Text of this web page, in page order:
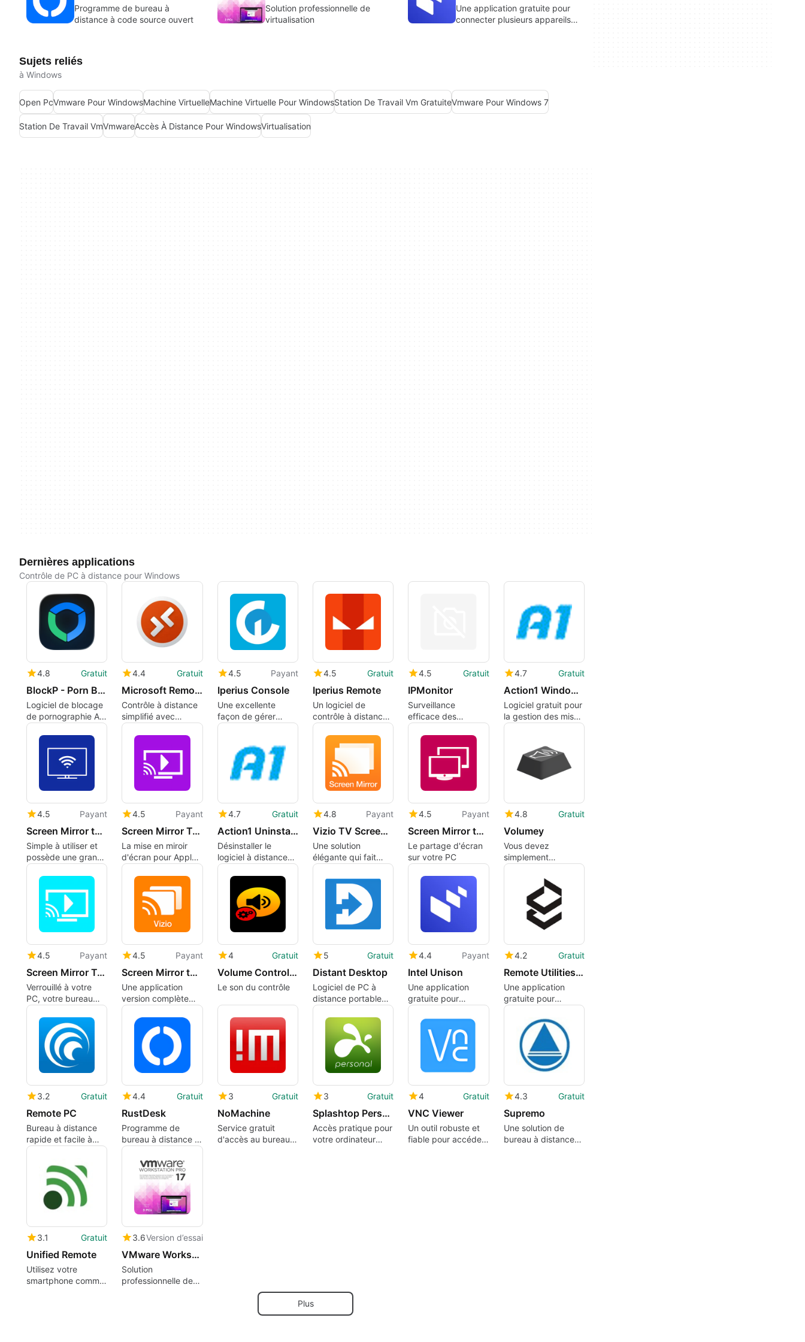
Programme de bureau à
distance à code source ouvert
Solution professionnelle de
virtualisation
Une application gratuite pour
connecter plusieurs appareils
Sujets reliés
à Windows
Open PcVmware Pour WindowsMachine VirtuelleMachine Virtuelle Pour WindowsStation De Travail Vm GratuiteVmware Pour Windows 7
Station De Travail VmVmwareAccès À Distance Pour WindowsVirtualisation
Dernières applications
Contrôle de PC à distance pour Windows
4.8 Gratuit
BlockP - Porn Blocker
Logiciel de blocage
de pornographie AI
pour Windows
4.4 Gratuit
Microsoft Remote Desktop
Contrôle à distance
simplifié avec
Microsoft Remote
Desktop
4.5 Payant
Iperius Console
Une excellente
façon de gérer
simultanément
4.5 Gratuit
Iperius Remote
Un logiciel de
contrôle à distance
multiplateforme
4.5 Gratuit
IPMonitor
Surveillance
efficace des
adresses IP avec
IPMonitor
4.7 Gratuit
Action1 Windows Updates not Installed
Logiciel gratuit pour
la gestion des mises
à jour Windows
4.5 Payant
Screen Mirror to Sony TV.
Simple à utiliser et
possède une grande
qualité.
4.5 Payant
Screen Mirror To Roku SmartTV
La mise en miroir
d'écran pour Apple
TV et Home Theater
4.7 Gratuit
Action1 Uninstall Software Remotely
Désinstaller le
logiciel à distance
Rapports Alertes
Édition gratuite
4.8 Payant
Vizio TV Screen Mirror
Une solution
élégante qui fait
également office de
miroir
4.5 Payant
Screen Mirror to LG Smart TV.
Le partage d'écran
sur votre PC
4.8 Gratuit
Volumey
Vous devez
simplement
brancher et jouer.
4.5 Payant
Screen Mirror To LG WebOS
Verrouillé à votre
PC, votre bureau
n'est plus le vôtre.
4.5 Payant
Screen Mirror to Vizio
Une application
version complète
pour Windows, par
Software‬.
4 Gratuit
Volume Control for Windows
Le son du contrôle
5 Gratuit
Distant Desktop
Logiciel de PC à
distance portable
pour PC
4.4 Payant
Intel Unison
Une application
gratuite pour
connecter plusieurs
appareils
numériques
4.2 Gratuit
Remote Utilities Host
Une application
gratuite pour
Windows, par
remote-utilities-llc.
3.2 Gratuit
Remote PC
Bureau à distance
rapide et facile à
utiliser
4.4 Gratuit
RustDesk
Programme de
bureau à distance à
code source ouvert
3 Gratuit
NoMachine
Service gratuit
d'accès au bureau à
3 Gratuit
Splashtop Personal - Remote Desktop
Accès pratique pour
votre ordinateur
4 Gratuit
VNC Viewer
Un outil robuste et
fiable pour accéder
4.3 Gratuit
Supremo
Une solution de
bureau à distance
3.1 Gratuit
Unified Remote
Utilisez votre
smartphone comme
3.6Version d’essai
VMware Workstation Pro
Solution
professionnelle de
Plus